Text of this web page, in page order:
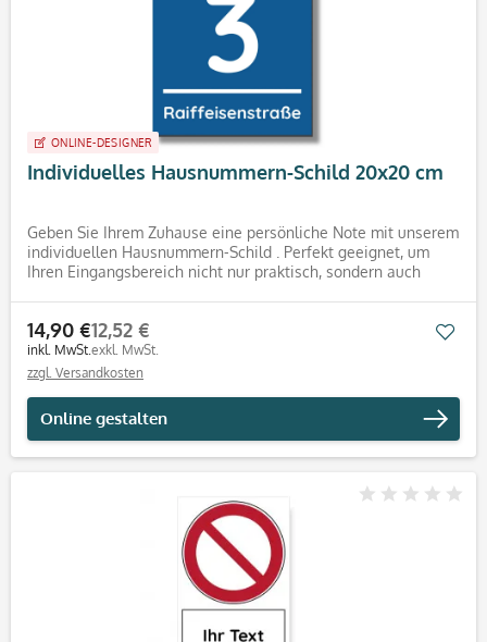
ONLINE-DESIGNER
Individuelles Hausnummern-Schild 20x20 cm
Geben Sie Ihrem Zuhause eine persönliche Note mit unserem
individuellen Hausnummern-Schild . Perfekt geeignet, um
Ihren Eingangsbereich nicht nur praktisch, sondern auch
14,90 €
inkl. MwSt.
12,52 €
exkl. MwSt.
zzgl. Versandkosten
Online gestalten